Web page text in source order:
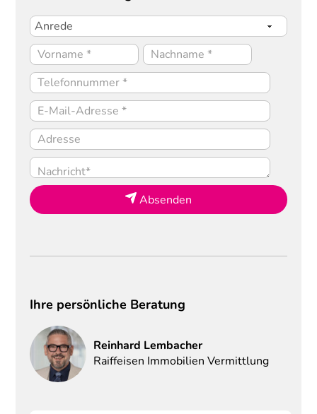
Absenden
Ihre persönliche Beratung
Reinhard Lembacher
Raiffeisen Immobilien Vermittlung